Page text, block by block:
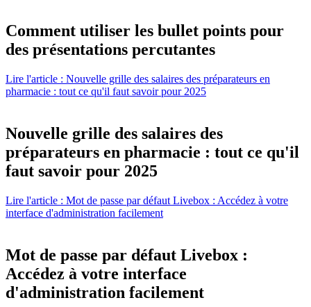
Comment utiliser les bullet points pour
des présentations percutantes
Lire l'article : Nouvelle grille des salaires des préparateurs en
pharmacie : tout ce qu'il faut savoir pour 2025
Nouvelle grille des salaires des
préparateurs en pharmacie : tout ce qu'il
faut savoir pour 2025
Lire l'article : Mot de passe par défaut Livebox : Accédez à votre
interface d'administration facilement
Mot de passe par défaut Livebox :
Accédez à votre interface
d'administration facilement